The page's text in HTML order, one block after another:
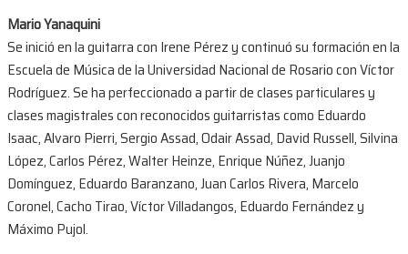
Mario Yanaquini
Se inició en la guitarra con Irene Pérez y continuó su formación en la
Escuela de Música de la Universidad Nacional de Rosario con Víctor
Rodríguez. Se ha perfeccionado a partir de clases particulares y
clases magistrales con reconocidos guitarristas como Eduardo
Isaac, Alvaro Pierri, Sergio Assad, Odair Assad, David Russell, Silvina
López, Carlos Pérez, Walter Heinze, Enrique Núñez, Juanjo
Domínguez, Eduardo Baranzano, Juan Carlos Rivera, Marcelo
Coronel, Cacho Tirao, Víctor Villadangos, Eduardo Fernández y
Máximo Pujol.